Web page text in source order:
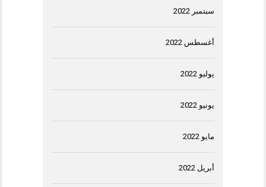
سبتمبر 2022
أغسطس 2022
يوليو 2022
يونيو 2022
مايو 2022
أبريل 2022